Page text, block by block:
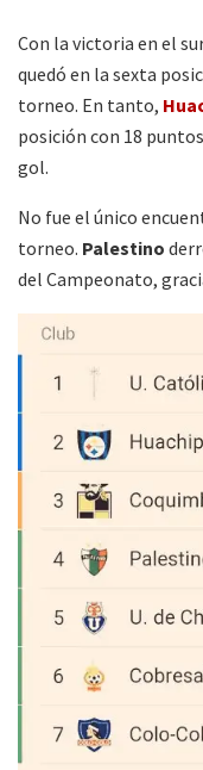
Con la victoria en el
quedó en la sexta
torneo. En tanto,
posición con 18
gol.
No fue el único
torneo. Palestino
del Campeonato,